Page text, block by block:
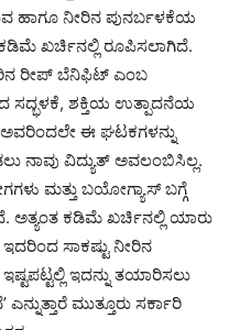
ಹಾಗೂ ನೀರಿನ ಪುನರ್ಬಳಕೆಯ
ಕಡಿಮೆ ಖರ್ಚಿನಲ್ಲಿ ರೂಪಿಸಲಾಗಿದೆ.
ರೀಪ್ ಬೆನಿಫಿಟ್ ಎಂಬ
ಸದ್ಭಳಕೆ, ಶಕ್ತಿಯ ಉತ್ಪಾದನೆಯ
ಈ ಘಟಕಗಳನ್ನು
ನಾವು ವಿದ್ಯುತ್ ಅವಲಂಬಿಸಿಲ್ಲ.
ಮತ್ತು ಬಯೋಗ್ಯಾಸ್ ಬಗ್ಗೆ
ಅತ್ಯಂತ ಕಡಿಮೆ ಖರ್ಚಿನಲ್ಲಿ ಯಾರು
ಸಾಕಷ್ಟು ನೀರಿನ
ಇದನ್ನು ತಯಾರಿಸಲು
ಮುತ್ತೂರು ಸರ್ಕಾರಿ